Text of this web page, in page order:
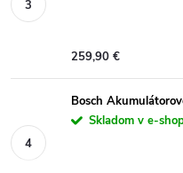
259,90 €
Bosch
Skladom v e-